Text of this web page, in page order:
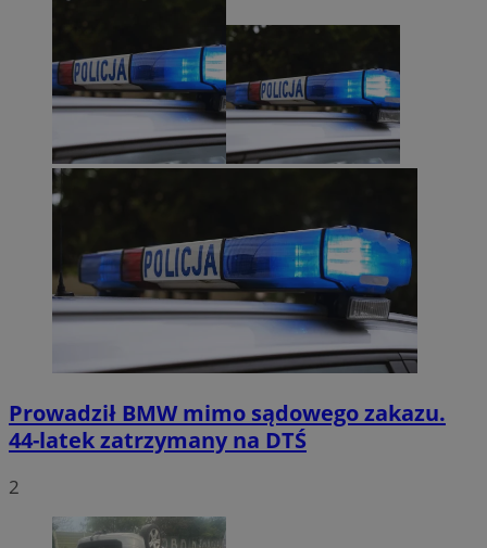
Prowadził BMW mimo sądowego zakazu.
44-latek zatrzymany na DTŚ
2